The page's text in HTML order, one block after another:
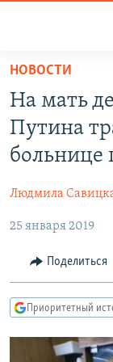
доступа
Вернуться
основному
Вернутся
навигации
Вернутся
поиску
АВТОРСКИЕ
МНЕНИЯ
КУЛЬТУРА
IDEL.РЕАЛИИ
СЕВЕР.РЕАЛИИ
НОВОСТИ
На мать
Путина
больнице
Людмила
25 января 2019
Поделиться
Приоритетный